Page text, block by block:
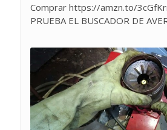
Comprar https://amzn.to/
PRUEBA EL BUSCADOR DE
/<br /> <br /> Caldera de gasoil
se encendia la luz roja y perdia
realiza limpieza explicando las
posibles y enlazando con otro
<br /> <br /> Conviértete en
canal para disfrutar de
https://www.youtube.com/